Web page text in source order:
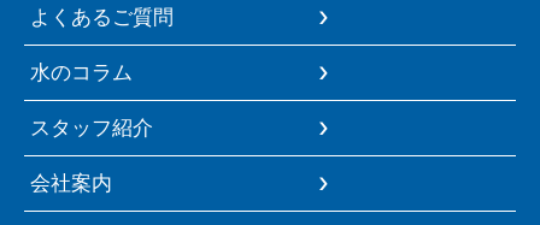
よくあるご質問
水のコラム
スタッフ紹介
会社案内